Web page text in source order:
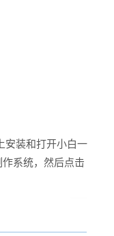
安装和打开小白一
系统，然后点击